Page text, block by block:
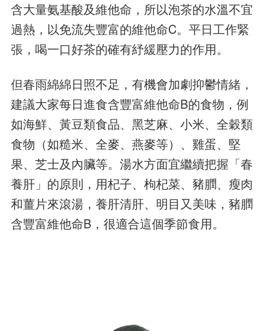
含大量氨基酸及維他命，所以泡茶的水溫不宜
過熱，以免流失豐富的維他命C。平日工作緊
張，喝一口好茶的確有紓緩壓力的作用。
但春雨綿綿日照不足，有機會加劇抑鬱情緒，
建議大家每日進食含豐富維他命B的食物，例
如海鮮、黃豆類食品、黑芝麻、小米、全穀類
食物（如糙米、全麥、燕麥等）、雞蛋、堅
果、芝士及內臟等。湯水方面宜繼續把握「春
養肝」的原則，用杞子、枸杞菜、豬膶、瘦肉
和薑片來滾湯，養肝清肝、明目又美味，豬膶
含豐富維他命B，很適合這個季節食用。